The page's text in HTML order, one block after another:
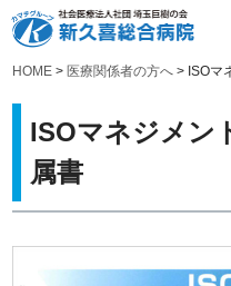
HOME > 医療関係者の方へ > ISOマ
ISOマネジメン
属書